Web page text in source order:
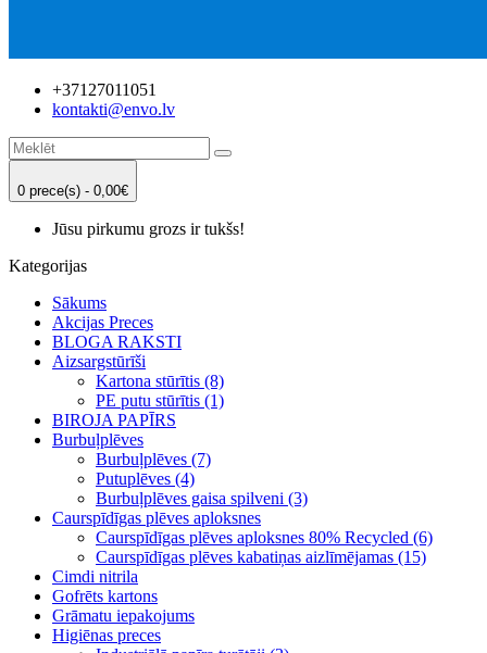
+37127011051
kontakti@envo.lv
0 prece(s) - 0,00€
Jūsu pirkumu grozs ir tukšs!
Kategorijas
Sākums
Akcijas Preces
BLOGA RAKSTI
Aizsargstūrīši
Kartona stūrītis (8)
PE putu stūrītis (1)
BIROJA PAPĪRS
Burbuļplēves
Burbuļplēves (7)
Putuplēves (4)
Burbuļplēves gaisa spilveni (3)
Caurspīdīgas plēves aploksnes
Caurspīdīgas plēves aploksnes 80% Recycled (6)
Caurspīdīgas plēves kabatiņas aizlīmējamas (15)
Cimdi nitrila
Gofrēts kartons
Grāmatu iepakojums
Higiēnas preces